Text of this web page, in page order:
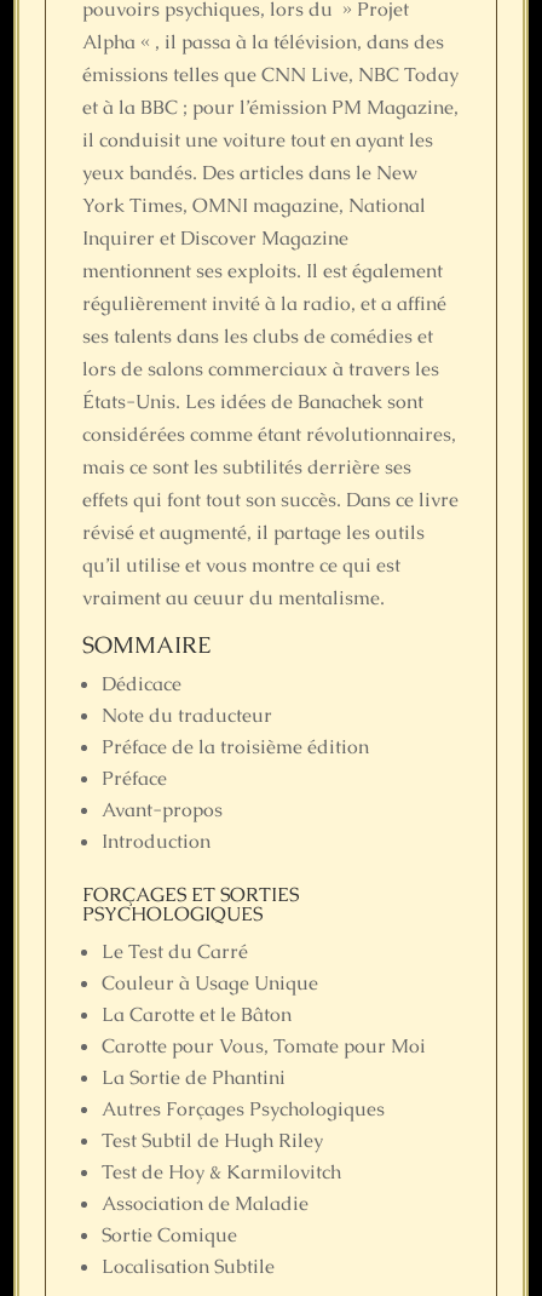
pouvoirs psychiques, lors du » Projet
Alpha « , il passa à la télévision, dans des
émissions telles que CNN Live, NBC Today
et à la BBC ; pour l’émission PM Magazine,
il conduisit une voiture tout en ayant les
yeux bandés. Des articles dans le New
York Times, OMNI magazine, National
Inquirer et Discover Magazine
mentionnent ses exploits. Il est également
régulièrement invité à la radio, et a affiné
ses talents dans les clubs de comédies et
lors de salons commerciaux à travers les
États-Unis. Les idées de Banachek sont
considérées comme étant révolutionnaires,
mais ce sont les subtilités derrière ses
effets qui font tout son succès. Dans ce livre
révisé et augmenté, il partage les outils
qu’il utilise et vous montre ce qui est
vraiment au ceuur du mentalisme.
SOMMAIRE
Dédicace
Note du traducteur
Préface de la troisième édition
Préface
Avant-propos
Introduction
FORÇAGES ET SORTIES
PSYCHOLOGIQUES
Le Test du Carré
Couleur à Usage Unique
La Carotte et le Bâton
Carotte pour Vous, Tomate pour Moi
La Sortie de Phantini
Autres Forçages Psychologiques
Test Subtil de Hugh Riley
Test de Hoy & Karmilovitch
Association de Maladie
Sortie Comique
Localisation Subtile